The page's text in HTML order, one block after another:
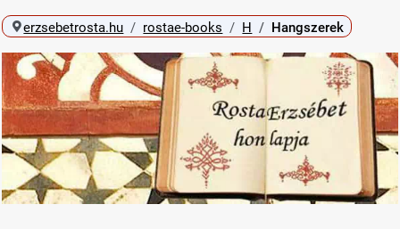
erzsebetrosta.hu rostae-books H Hangszerek